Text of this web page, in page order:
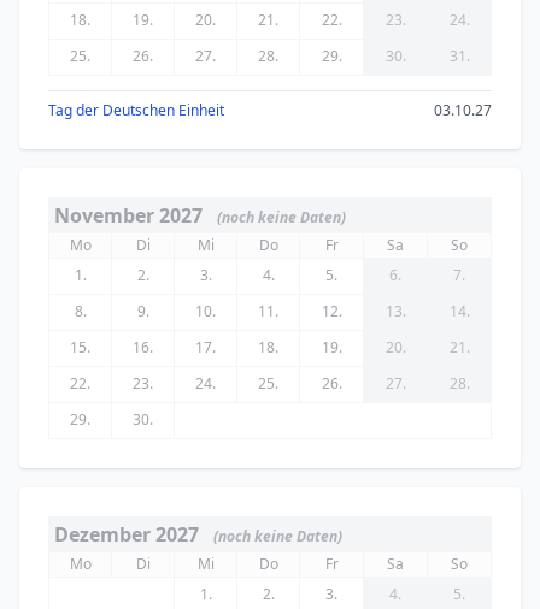
18.
19. 20. 21. 22. 23.
24.
25.
26. 27. 28. 29. 30. 31.
Tag der Deutschen Einheit 03.10.27
November 2027
(noch keine Daten)
Mo
Di Mi Do Fr Sa
So
1.
2. 3. 4. 5. 6.
7.
8.
9. 10. 11. 12. 13.
14.
15.
16. 17. 18. 19. 20.
21.
22.
23. 24. 25. 26. 27.
28.
29.
30.
Dezember 2027
(noch keine Daten)
Mo
Di Mi Do Fr Sa
So
1.
2. 3. 4.
5.